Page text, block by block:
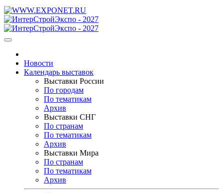
Новости
Календарь выставок
Выставки России
По городам
По тематикам
Архив
Выставки СНГ
По странам
По тематикам
Архив
Выставки Мира
По странам
По тематикам
Архив